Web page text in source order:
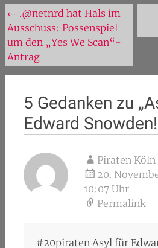
Beitragsnavigation
← .@netnrd hat Hals im
Ausschuss: Possenspiel
um den „Yes We Scan“-
Antrag
5 Gedanken zu „
Edward Snowden!
Piraten
20.
10:07 Uhr
Permalink
#20piraten Asyl für